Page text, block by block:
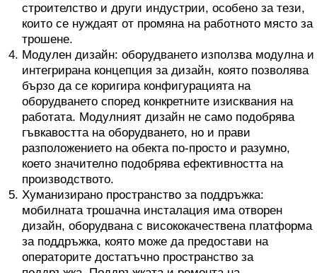
строителство и други индустрии, особено за тези,
които се нуждаят от промяна на работното място за
трошене.
Модулен дизайн: оборудването използва модулна и
интегрирана концепция за дизайн, която позволява
бързо да се коригира конфигурацията на
оборудването според конкретните изисквания на
работата. Модулният дизайн не само подобрява
гъвкавостта на оборудването, но и прави
разположението на обекта по-просто и разумно,
което значително подобрява ефективността на
производството.
Хуманизирано пространство за поддръжка:
мобилната трошачна инсталация има отворен
дизайн, оборудвана с висококачествена платформа
за поддръжка, която може да предостави на
операторите достатъчно пространство за